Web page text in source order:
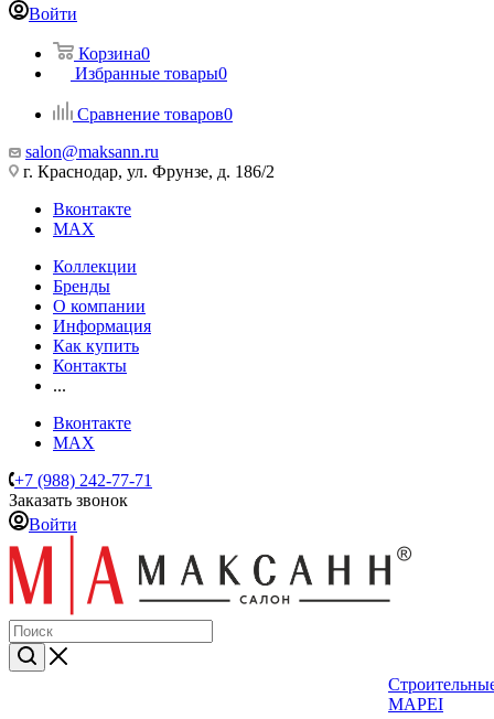
Войти
Корзина0
Избранные товары0
Сравнение товаров0
salon@maksann.ru
г. Краснодар, ул. Фрунзе, д. 186/2
Вконтакте
MAX
Коллекции
Бренды
О компании
Информация
Как купить
Контакты
...
Вконтакте
MAX
+7 (988) 242-77-71
Заказать звонок
Войти
MAPEI